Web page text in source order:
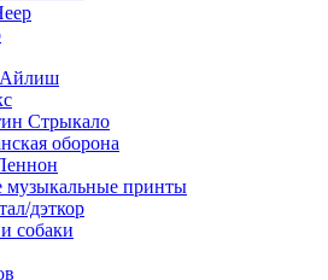
Стрыкало
оборона
музыкальные принты
дэткор
собаки